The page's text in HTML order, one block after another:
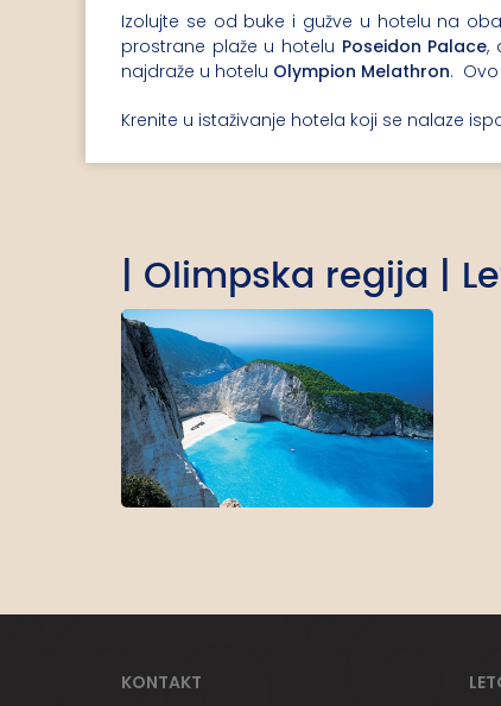
Izolujte se od buke i gužve u hotelu na
prostrane plaže u hotelu Poseidon Palace,
najdraže u hotelu Olympion Melathron.
Krenite u istaživanje hotela koji se nalaze
| Olimpska regija |
KONTAKT